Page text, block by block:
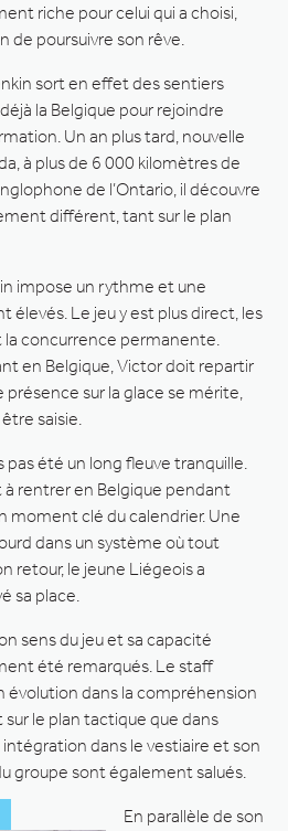
riche pour celui qui a choisi,
de poursuivre son rêve.
sort en effet des sentiers
la Belgique pour rejoindre
Un an plus tard, nouvelle
à plus de 6 000 kilomètres de
de l’Ontario, il découvre
différent, tant sur le plan
impose un rythme et une
Le jeu y est plus direct, les
concurrence permanente.
en Belgique, Victor doit repartir
sur la glace se mérite,
saisie.
pas été un long fleuve tranquille.
à rentrer en Belgique pendant
moment clé du calendrier. Une
dans un système où tout
retour, le jeune Liégeois a
sa place.
sens du jeu et sa capacité
été remarqués. Le staff
dans la compréhension
le plan tactique que dans
intégration dans le vestiaire et son
groupe sont également salués.
En parallèle de son